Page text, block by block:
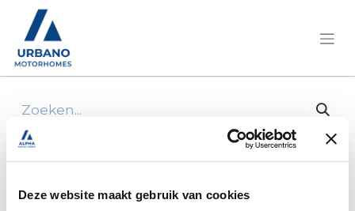
Deze website maakt gebruik van cookies
Alle producten
60 mm per decimeter lining hose for the